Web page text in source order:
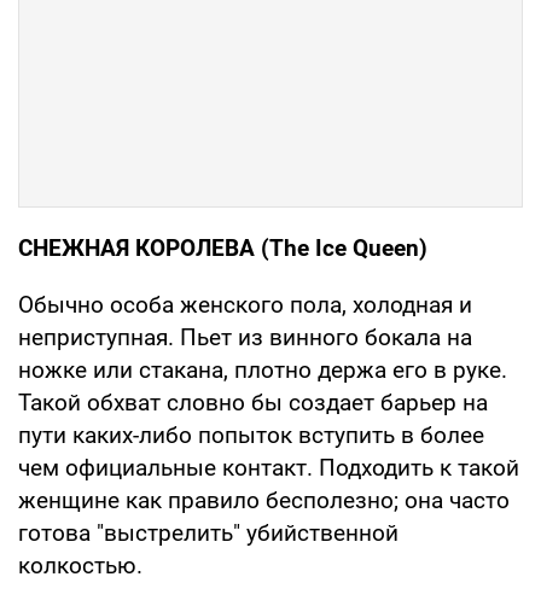
СНЕЖНАЯ КОРОЛЕВА (The Ice Queen)
Обычно особа женского пола, холодная и
неприступная. Пьет из винного бокала на
ножке или стакана, плотно держа его в руке.
Такой обхват словно бы создает барьер на
пути каких-либо попыток вступить в более
чем официальные контакт. Подходить к такой
женщине как правило бесполезно; она часто
готова "выстрелить" убийственной
колкостью.